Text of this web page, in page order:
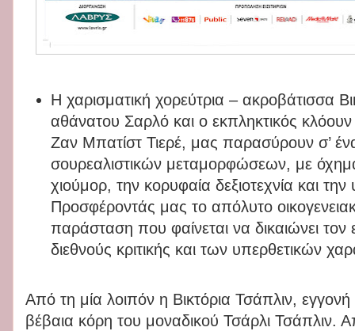
Η χαρισματική χορεύτρια – ακροβάτισσα
αθάνατου Σαρλό και ο εκπληκτικός
Ζαν Μπατίστ Τιερέ, μας παρασύρουν σ’
σουρεαλιστικών μεταμορφώσεων, με
χιούμορ, την κορυφαία δεξιοτεχνία και
Προσφέροντάς μας το απόλυτο
παράσταση που φαίνεται να δικαιώνει
διεθνούς κριτικής και των υπερθετικών
Από τη μία λοιπόν η Βικτόρια Τσάπλιν,
βέβαια κόρη του μοναδικού Τσάρλι Τσάπλιν.